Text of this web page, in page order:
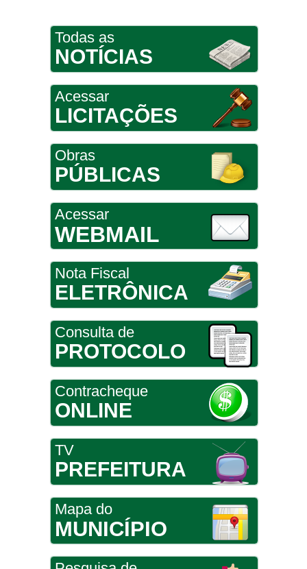
Todas as
NOTÍCIAS
Acessar
LICITAÇÕES
Obras
PÚBLICAS
Acessar
WEBMAIL
Nota Fiscal
ELETRÔNICA
Consulta de
PROTOCOLO
Contracheque
ONLINE
TV
PREFEITURA
Mapa do
MUNICÍPIO